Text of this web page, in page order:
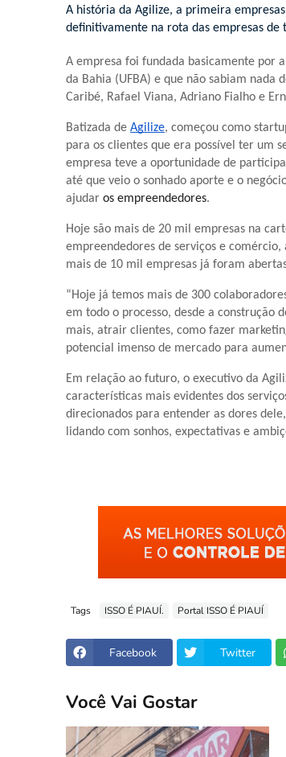
A história da Agilize, a primeira
definitivamente na rota das empresas de
A empresa foi fundada basicamente por
da Bahia (UFBA) e que não sabiam
Caribé, Rafael Viana, Adriano Fialho e
Batizada de Agilize, começou como
para os clientes que era possível ter um
empresa teve a oportunidade de
até que veio o sonhado aporte e o
ajudar os empreendedores.
Hoje são mais de 20 mil empresas na
empreendedores de serviços e
mais de 10 mil empresas já foram
“Hoje já temos mais de 300
em todo o processo, desde a construção
mais, atrair clientes, como fazer
potencial imenso de mercado para
Em relação ao futuro, o executivo da
características mais evidentes dos
direcionados para entender as dores
lidando com sonhos, expectativas e
Tags ISSO É PIAUÍ. Portal ISSO É PIAUÍ
Facebook Twitter
Você Vai Gostar